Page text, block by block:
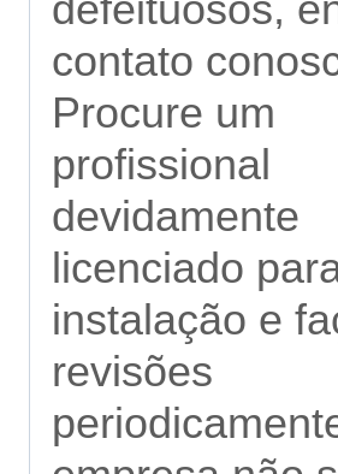
contato
Procure um
profissional
devidamente
licenciado
instalação e
revisões